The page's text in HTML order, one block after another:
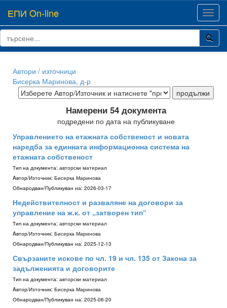
ЕПИ On-line
Автори / източници
Бисерка Маринова, д-р
Намерени 54 документа
подредени по дата на публикуване
Управлението на етажната собственост и новата
наредба за единната информационна система на
етажната собственост
Тип на документа: авторски материал
Aвтор/Източник: Бисерка Маринова
Обнародван/Публикуван на: 2026-03-17
Недействителност и разваляне на договори за
управление на ж.к. от „затворен тип“
Тип на документа: авторски материал
Aвтор/Източник: Бисерка Маринова
Обнародван/Публикуван на: 2025-12-13
Свързаните искове по чл. 19 и чл. 135 от Закона за
задълженията и договорите
Тип на документа: авторски материал
Aвтор/Източник: Бисерка Маринова
Обнародван/Публикуван на: 2025-06-20